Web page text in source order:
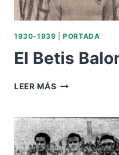
1930-1939 |PORTADA
El Betis
LEER MÁS EL
DE
1932.